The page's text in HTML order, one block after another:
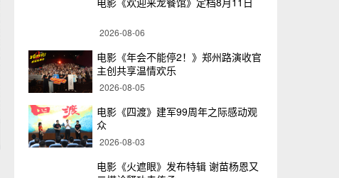
电影《年会不能停2！》郑州路演收官 主创共享温
2026-08-06
电影《年会不能停2！》郑州路演收官
主创共享温情欢乐
2026-08-05
电影《四渡》建军99周年之际感动观
众
2026-08-03
电影《火遮眼》发布特辑 谢苗杨恩又